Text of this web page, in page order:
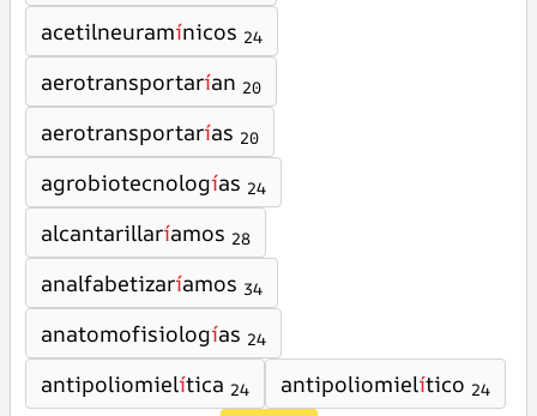
acetilneuramínicos 24
aerotransportarían 20
aerotransportarías 20
agrobiotecnologías 24
alcantarillaríamos 28
analfabetizaríamos 34
anatomofisiologías 24
antipoliomielítica 24 antipoliomielítico 24